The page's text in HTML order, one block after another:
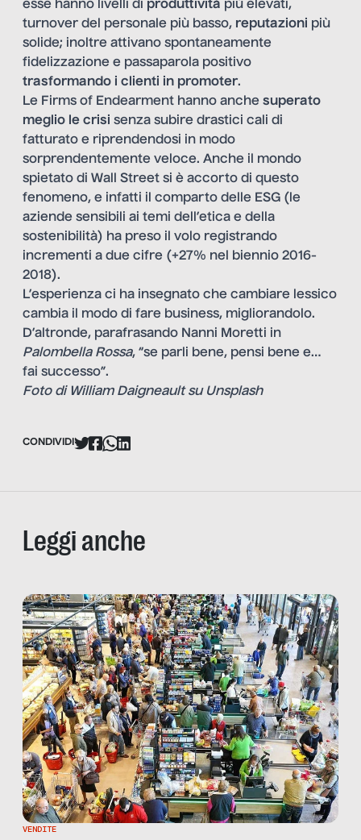
esse hanno livelli di produttività più elevati,
turnover del personale più basso, reputazioni più
solide; inoltre attivano spontaneamente
fidelizzazione e passaparola positivo
trasformando i clienti in promoter.
Le Firms of Endearment hanno anche superato
meglio le crisi senza subire drastici cali di
fatturato e riprendendosi in modo
sorprendentemente veloce. Anche il mondo
spietato di Wall Street si è accorto di questo
fenomeno, e infatti il comparto delle ESG (le
aziende sensibili ai temi dell’etica e della
sostenibilità) ha preso il volo registrando
incrementi a due cifre (+27% nel biennio 2016-
2018).
L’esperienza ci ha insegnato che cambiare lessico
cambia il modo di fare business, migliorandolo.
D’altronde, parafrasando Nanni Moretti in
Palombella Rossa, “se parli bene, pensi bene e…
fai successo”.
Foto di William Daigneaultsu Unsplash
CONDIVIDI
Leggi anche
VENDITE